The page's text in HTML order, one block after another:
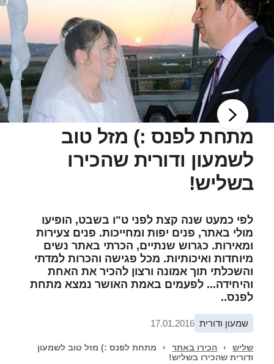
מתחת לפנס :) מזל טוב
לשמעון ודורית שהכירו
בשליש!
לפי כמעט שנה קצת לפני ט"ו בשבט, הופיעו
מולי באתר, פנים יפות ומחייכות. פנים צעירות
ומאירות. כגרוש שנתיים, הכרתי באתר נשים
מיוחדות ואיכותיות. מכל פגישה והכרות למדתי
והשכלתי תוך אמונה ורצון להכיר את האחת
והיחידה... לפעמים באמת האושר נמצא מתחת
לפנס..
שמעון ודורית 17.01.2016
שליש › הכירו באתר ›
מתחת לפנס :) מזל טוב לשמעון
ודורית שהכירו בשליש!